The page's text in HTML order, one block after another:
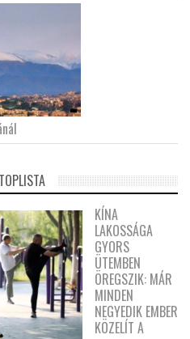
KÍNA
LAKOSSÁGA
GYORS
ÜTEMBEN
ÖREGSZIK: MÁR
MINDEN
NEGYEDIK EMBER
KÖZELÍT A